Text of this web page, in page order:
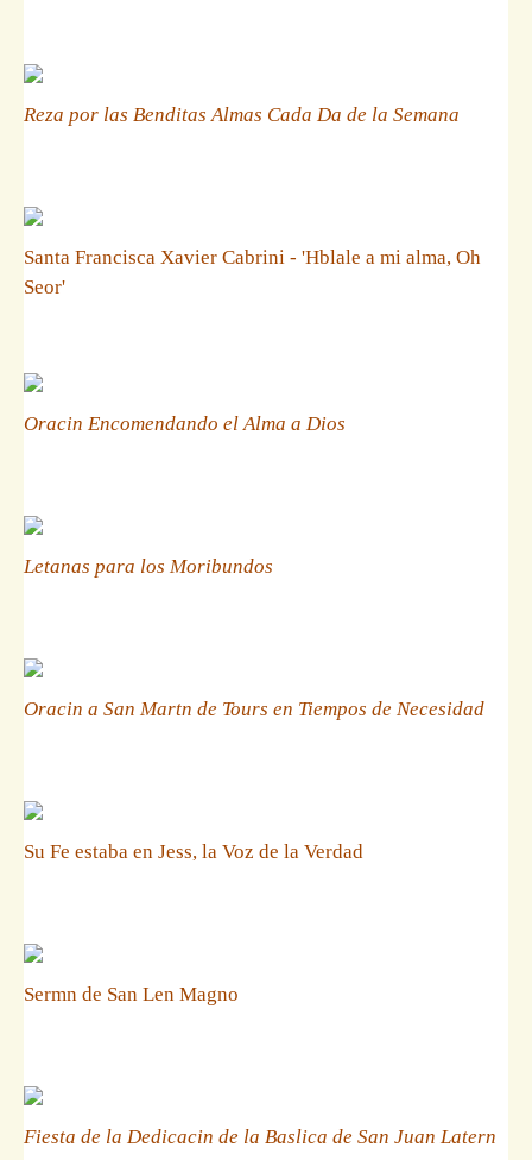
Reza por las Benditas Almas Cada Da de la Semana
Santa Francisca Xavier Cabrini - 'Hblale a mi alma, Oh
Seor'
Oracin Encomendando el Alma a Dios
Letanas para los Moribundos
Oracin a San Martn de Tours en Tiempos de Necesidad
Su Fe estaba en Jess, la Voz de la Verdad
Sermn de San Len Magno
Fiesta de la Dedicacin de la Baslica de San Juan Latern